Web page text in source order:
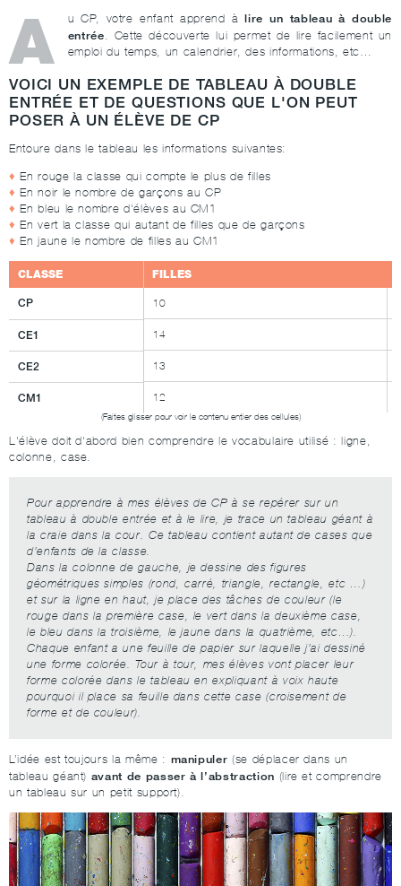
A u CP, votre enfant apprend àlire un tableau à double
entrée. Cette découverte lui permet de lire facilement un
emploi du temps, un calendrier, des informations, etc…
VOICI UN EXEMPLE DE TABLEAU À DOUBLE
ENTRÉE ET DE QUESTIONS QUE L'ON PEUT
POSER À UN ÉLÈVE DE CP
Entoure dans le tableau les informations suivantes:
En rouge la classe qui compte le plus de filles
En noir le nombre de garçons au CP
En bleu le nombre d'élèves au CM1
En vert la classe qui autant de filles que de garçons
En jaune le nombre de filles au CM1
FILLES
10
14
13
12
CLASSE
CP
CE1
CE2
CM1
L'élève doit d'abord bien comprendre le vocabulaire utilisé : ligne,
colonne, case.
Pour apprendre à mes élèves de CP à se repérer sur un
tableau à double entrée et à le lire, je trace un tableau géant à
la craie dans la cour. Ce tableau contient autant de cases que
d’enfants de la classe.
Dans la colonne de gauche, je dessine des figures
géométriques simples (rond, carré, triangle, rectangle, etc …)
et sur la ligne en haut, je place des tâches de couleur (le
rouge dans la première case, le vert dans la deuxième case,
le bleu dans la troisième, le jaune dans la quatrième, etc…).
Chaque enfant a une feuille de papier sur laquelle j’ai dessiné
une forme colorée. Tour à tour, mes élèves vont placer leur
forme colorée dans le tableau en expliquant à voix haute
pourquoi il place sa feuille dans cette case (croisement de
forme et de couleur).
L’idée est toujours la même : manipuler (se déplacer dans un
tableau géant) avant de passer à l’abstraction (lire et comprendre
un tableau sur un petit support).